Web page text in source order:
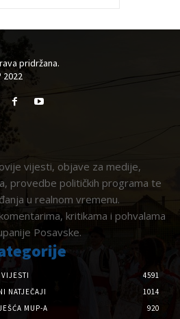
pridržana.
2022
vijesti, objave za medije,
provedbe političkih programa te
u realnom vremenu.
kritikama i pohvalama
Posavske.
VIJESTI
4591
NATJEČAJI
1014
MUP-A
920